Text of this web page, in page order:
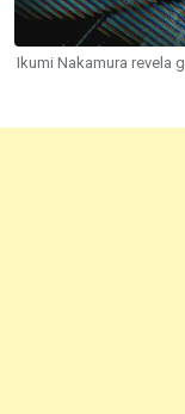
Ikumi Nakamura revela